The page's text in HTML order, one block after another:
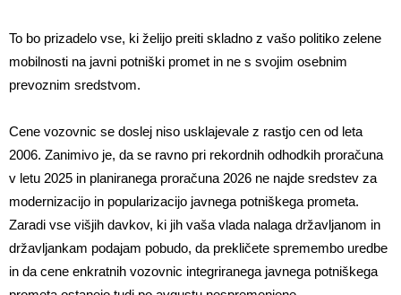
To bo prizadelo vse, ki želijo preiti skladno z vašo politiko zelene
mobilnosti na javni potniški promet in ne s svojim osebnim
prevoznim sredstvom.
Cene vozovnic se doslej niso usklajevale z rastjo cen od leta
2006. Zanimivo je, da se ravno pri rekordnih odhodkih proračuna
v letu 2025 in planiranega proračuna 2026 ne najde sredstev za
modernizacijo in popularizacijo javnega potniškega prometa.
Zaradi vse višjih davkov, ki jih vaša vlada nalaga državljanom in
državljankam podajam pobudo, da prekličete spremembo uredbe
in da cene enkratnih vozovnic integriranega javnega potniškega